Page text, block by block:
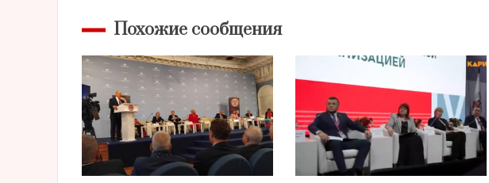
записям
Похожие сообщения